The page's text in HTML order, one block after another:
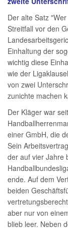
Der alte Satz
Streitfall vor den
Einhaltung der
wichtig diese
wie der
von zwei
zunichte machen
Der Kläger war
einer GmbH, die
Sein
der auf vier Jahre
ende. Auf dem
beiden
aber nur von
blieb leer. Neben